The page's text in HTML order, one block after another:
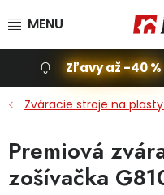
Slevoakce
Stavba, dom
Dielňa
Zľavy až -40 %
Zváracie stroje na
Premiová
zošívačka